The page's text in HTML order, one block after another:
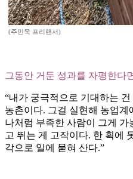
(주민욱 프리랜서)
그동안 거둔 성과를 자평한다
“내가 궁극적으로 기대하는
농촌이다. 그걸 실현해 농업
나처럼 부족한 사람이 그게 가
고 뛰는 게 고작이다. 한 획에
각으로 일에 묻혀 산다.”